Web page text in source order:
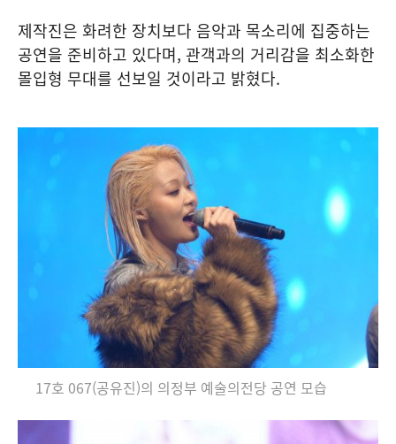
제작진은 화려한 장치보다 음악과 목소리에 집중하는
공연을 준비하고 있다며, 관객과의 거리감을 최소화한
몰입형 무대를 선보일 것이라고 밝혔다.
17호 067(공유진)의 의정부 예술의전당 공연 모습